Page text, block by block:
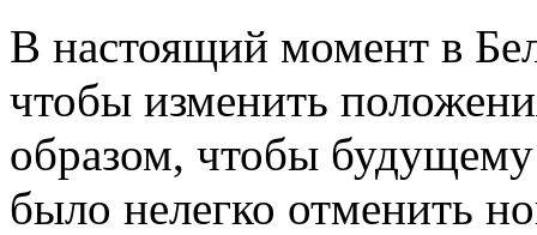
В настоящий момент в
чтобы изменить
образом, чтобы
было нелегко отменить